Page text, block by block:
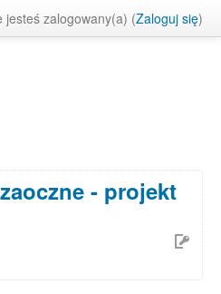
jesteś zalogowany(a) (Zaloguj się)
- projekt